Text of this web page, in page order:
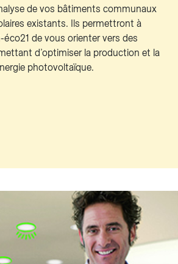
de vos bâtiments communaux
existants. Ils permettront à
éco21 de vous orienter vers des
d’optimiser la production et la
photovoltaïque.